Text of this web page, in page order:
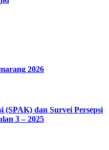
2026
(SPAK) dan Survei Persepsi
3 – 2025